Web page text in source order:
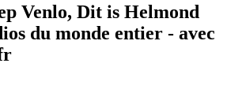
Venlo, Dit is Helmond
du monde entier - avec